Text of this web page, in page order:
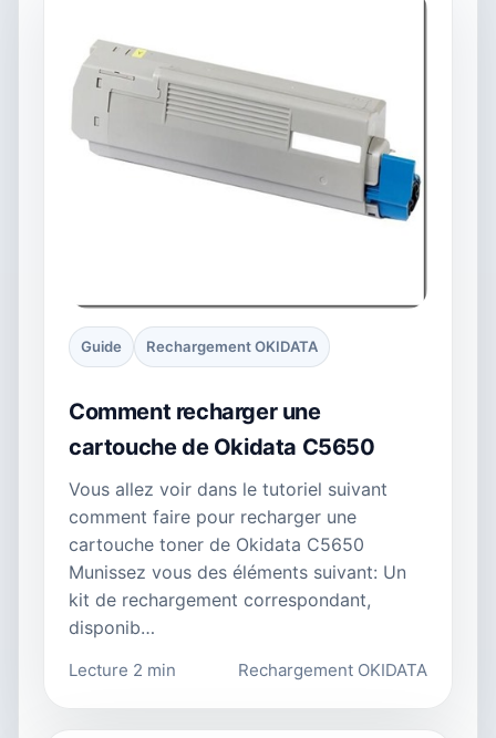
Guide Rechargement OKIDATA
Comment recharger une
cartouche de Okidata C5650
Vous allez voir dans le tutoriel suivant
comment faire pour recharger une
cartouche toner de Okidata C5650
Munissez vous des éléments suivant: Un
kit de rechargement correspondant,
disponib…
Lecture 2 min Rechargement OKIDATA